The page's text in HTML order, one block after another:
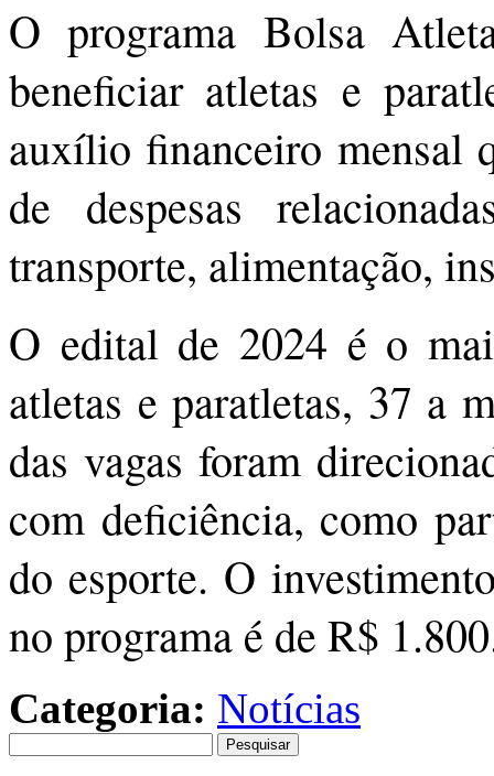
O programa Bolsa
beneficiar atletas e
auxílio financeiro mensal
de despesas
transporte, alimentação,
O edital de 2024 é o
atletas e paratletas, 37 a
das vagas foram
com deficiência, como
do esporte. O
no programa é de R$
Categoria: Notícias
por: